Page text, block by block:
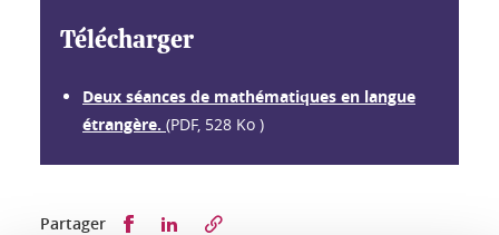
Télécharger
Deux séances de mathématiques en langue
étrangère. (PDF, 528 Ko )
Partager Partager sur Facebook
Partager sur LinkedIn